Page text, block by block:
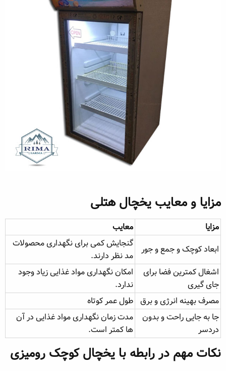
مزایا و معایب یخچال‌ هتلی​
مزایا
معایب
ابعاد کوچک و جمع و جور
گنجایش کمی برای نگهداری محصولات
مد نظر دارند.
اشغال کمترین فضا برای
جای گیری
امکان نگهداری مواد غذایی زیاد وجود
ندارد.
مصرف بهینه انرژی و برق طول عمر کوتاه
جا به جایی راحت و بدون
دردسر
مدت زمان نگهداری مواد غذایی در آن
ها کمتر است.
نکات مهم در رابطه با یخچال کوچک رومیزی​